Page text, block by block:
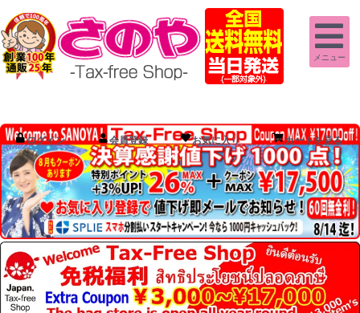
メニュー
ログイン 会員登録 お気に入り カートを見る